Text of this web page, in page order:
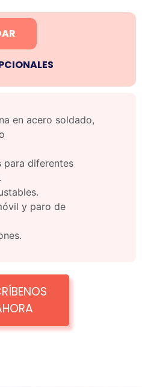
en acero soldado,
para diferentes
y paro de